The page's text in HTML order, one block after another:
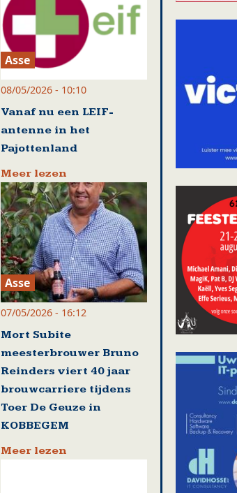
Asse
08/05/2026 - 10:10
Vanaf nu een LEIF-
antenne in het
Pajottenland
Meer lezen
Asse
07/05/2026 - 16:12
Mort Subite
meesterbrouwer Bruno
Reinders viert 40 jaar
brouwcarriere tijdens
Toer De Geuze in
KOBBEGEM
Meer lezen